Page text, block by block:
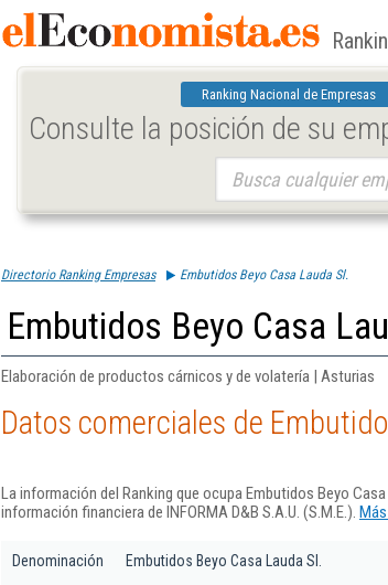
Ranking Nacional de Empresas
Consulte la posición de su
Directorio Ranking Empresas Embutidos Beyo Casa Lauda Sl.
Embutidos Beyo Casa
Elaboración de productos cárnicos y de volatería | Asturias
Datos comerciales de
La información del Ranking que ocupa Embutidos Beyo
información financiera de INFORMA D&B S.A.U. (S.M.E.).
Denominación Embutidos Beyo Casa Lauda Sl.